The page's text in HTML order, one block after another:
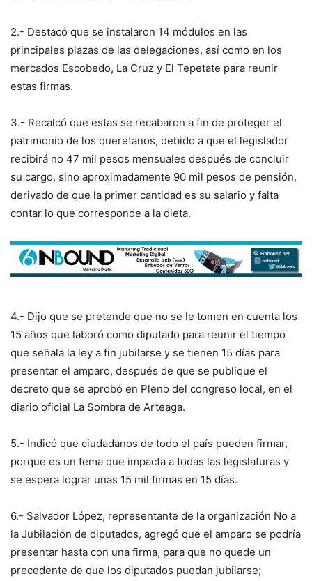
2.- Destacó que se instalaron 14 módulos en las
principales plazas de las delegaciones, así como en los
mercados Escobedo, La Cruz y El Tepetate para reunir
estas firmas.
3.- Recalcó que estas se recabaron a fin de proteger el
patrimonio de los queretanos, debido a que el legislador
recibirá no 47 mil pesos mensuales después de concluir
su cargo, sino aproximadamente 90 mil pesos de pensión,
derivado de que la primer cantidad es su salario y falta
contar lo que corresponde a la dieta.
4.- Dijo que se pretende que no se le tomen en cuenta los
15 años que laboró como diputado para reunir el tiempo
que señala la ley a fin jubilarse y se tienen 15 días para
presentar el amparo, después de que se publique el
decreto que se aprobó en Pleno del congreso local, en el
diario oficial La Sombra de Arteaga.
5.- Indicó que ciudadanos de todo el país pueden firmar,
porque es un tema que impacta a todas las legislaturas y
se espera lograr unas 15 mil firmas en 15 días.
6.- Salvador López, representante de la organización No a
la Jubilación de diputados, agregó que el amparo se podría
presentar hasta con una firma, para que no quede un
precedente de que los diputados puedan jubilarse;